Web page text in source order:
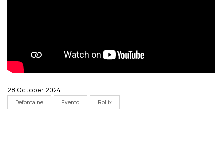
28 October 2024
Defontaine Evento Rollix